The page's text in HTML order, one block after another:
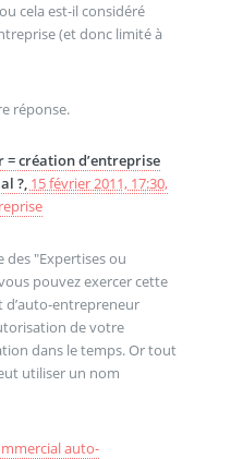
cela est-il considéré
(et donc limité à
réponse.
création d’entreprise
?, 15 février 2011, 17:30,
des "Expertises ou
pouvez exercer cette
d’auto-entrepreneur
de votre
dans le temps. Or tout
utiliser un nom
auto-